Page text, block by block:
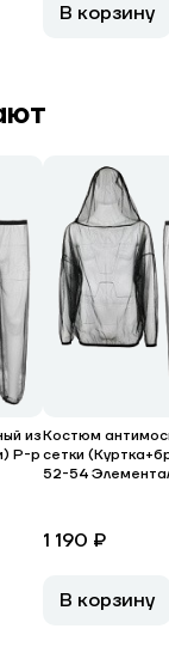
В корзину
из
Р-р
Костюм
сетки
52-54
1 190 ₽
В корзину